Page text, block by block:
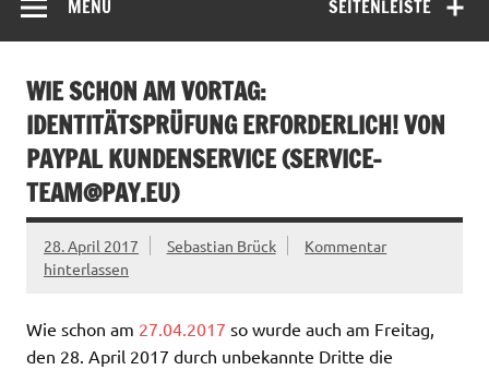
SEITENLEISTE
MENÜ
WIE SCHON AM VORTAG:
IDENTITÄTSPRÜFUNG ERFORDERLICH! VON
PAYPAL KUNDENSERVICE (SERVICE-
TEAM@PAY.EU)
28. April 2017 Sebastian Brück
Kommentar
hinterlassen
Wie schon am 27.04.2017 so wurde auch am Freitag,
den 28. April 2017 durch unbekannte Dritte die